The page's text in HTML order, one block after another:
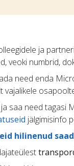
ja
veoki numbrid,
need enda
vajalikele
ja saa need tagasi
jälgimisinfo
hilinenud